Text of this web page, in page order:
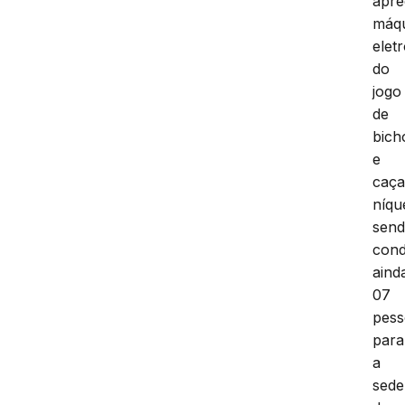
do
jogo
de
e
caça
07